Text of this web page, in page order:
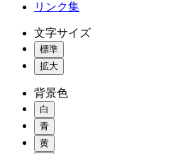
リンク集
文字サイズ
標準
拡大
背景色
白
青
黄